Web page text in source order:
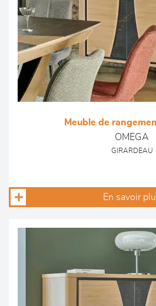
Meuble de
OMEGA
GIRARDEAU
En savoir